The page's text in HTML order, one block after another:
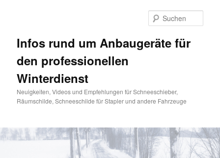
Infos rund um Anbaugeräte für
den professionellen
Winterdienst
Neuigkeiten, Videos und Empfehlungen für Schneeschieber,
Räumschilde, Schneeschilde für Stapler und andere Fahrzeuge